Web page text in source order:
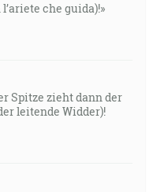
che guida)!»
Spitze zieht dann der
leitende Widder)!